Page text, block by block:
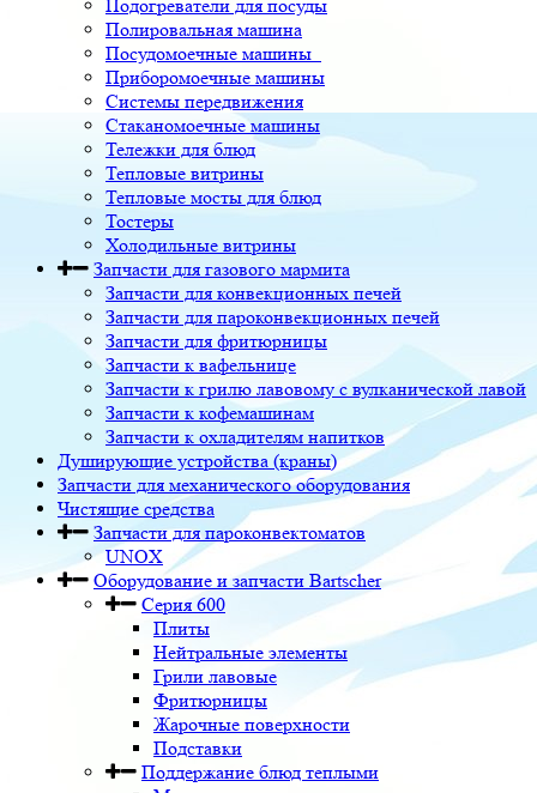
Подогреватели для посуды
Полировальная машина
Посудомоечные машины
Приборомоечные машины
Системы передвижения
Стаканомоечные машины
Тележки для блюд
Тепловые витрины
Тепловые мосты для блюд
Тостеры
Холодильные витрины
Запчасти для газового мармита
Запчасти для конвекционных печей
Запчасти для пароконвекционных печей
Запчасти для фритюрницы
Запчасти к вафельнице
Запчасти к грилю лавовому с вулканической лавой
Запчасти к кофемашинам
Запчасти к охладителям напитков
Душирующие устройства (краны)
Запчасти для механического оборудования
Чистящие средства
Запчасти для пароконвектоматов
UNOX
Оборудование и запчасти Bartscher
Серия 600
Плиты
Нейтральные элементы
Грили лавовые
Фритюрницы
Жарочные поверхности
Подставки
Поддержание блюд теплыми